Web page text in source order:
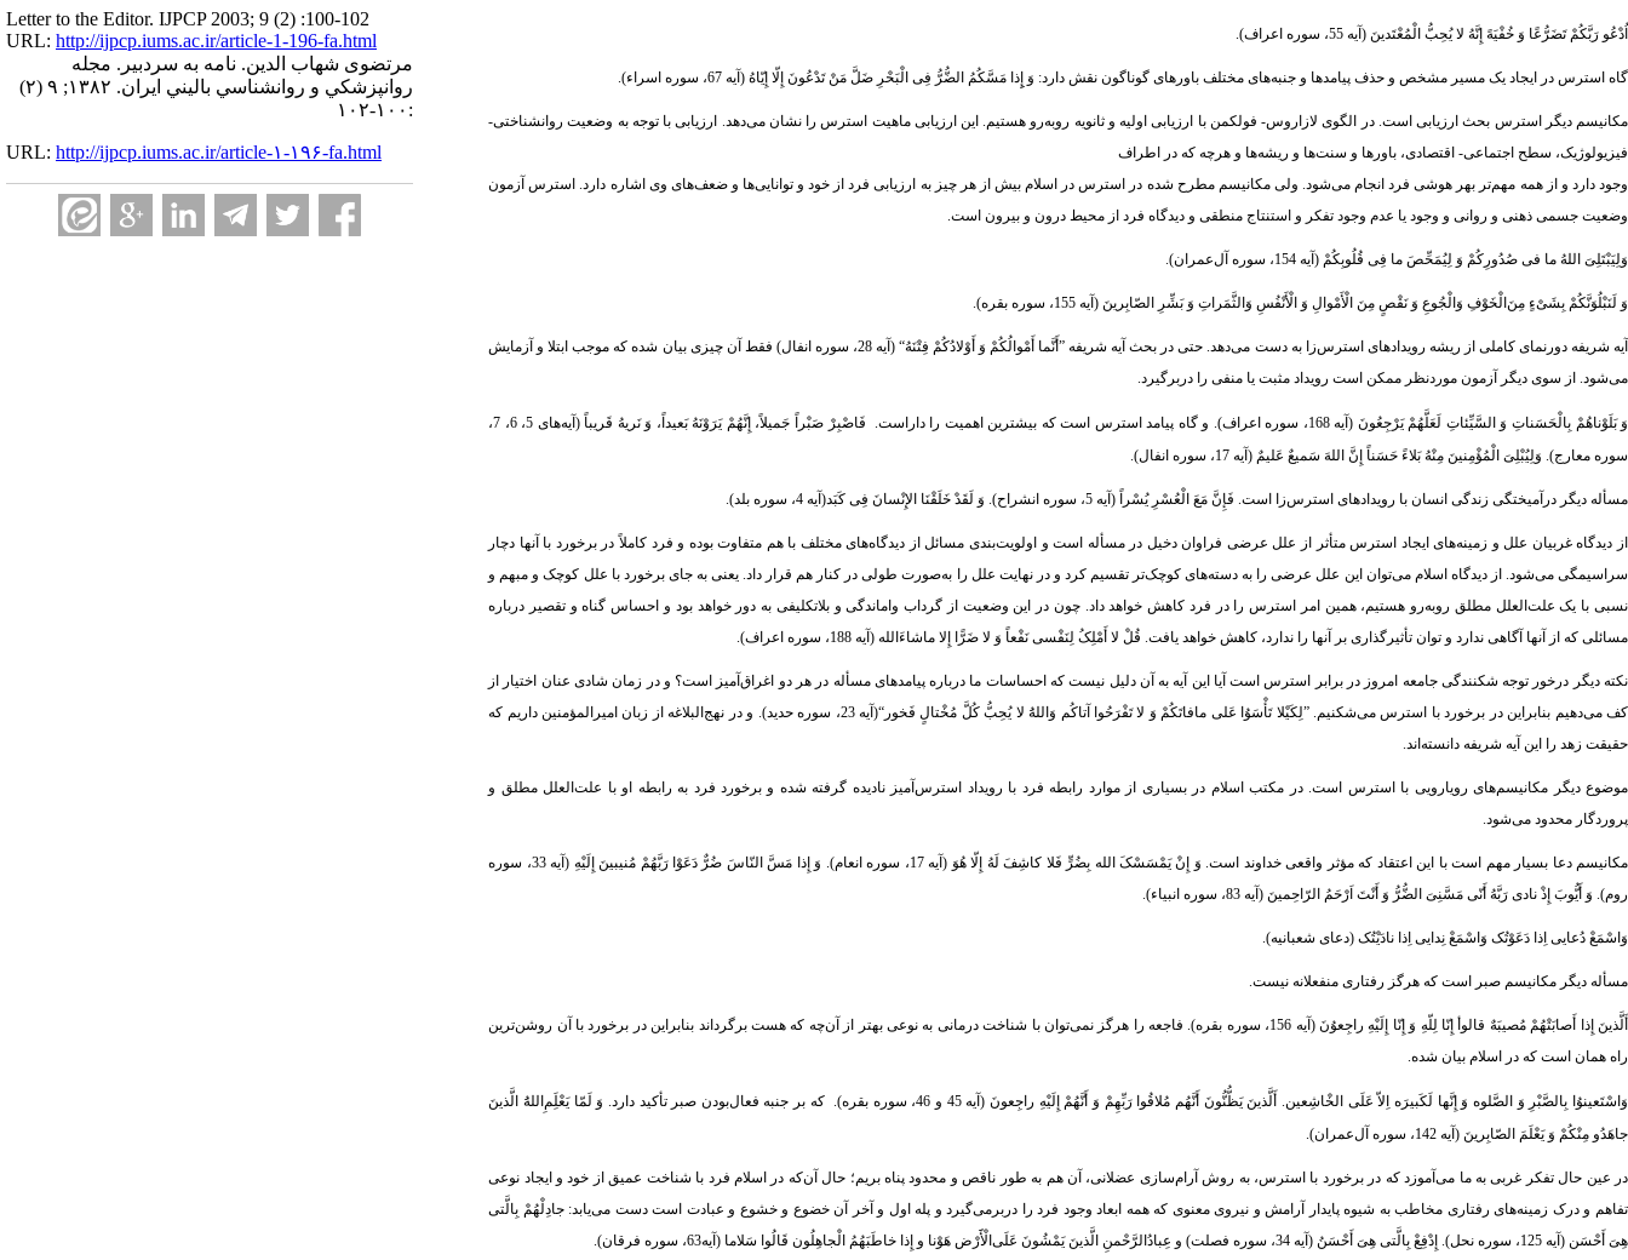
Letter to the Editor. IJPCP 2003; 9 (2) :100-102
URL: http://ijpcp.iums.ac.ir/article-1-196-fa.html
مرتضوی شهاب الدین. نامه به سردبیر. مجله
روانپزشكي و روانشناسي باليني ايران. ۱۳۸۲; ۹ (۲)
:۱۰۰-۱۰۲
URL: http://ijpcp.iums.ac.ir/article-۱-۱۹۶-fa.html
اُدْعُو رَبَّکُمْ تَضَرُّعًا وَ خُفْیَهً إِنَّهُ لا یُحِبُّ الْمُعْتَدینَ (آیه 55، سوره اعراف).
گاه استرس در ایجاد یک مسیر مشخص و حذف پیامدها و جنبه‌های مختلف باورهای گوناگون نقش دارد: وَ إِِذا مَسَّکُمُ الضُّرُّ فِی الْبَحْرِ ضَلَّ مَنْ تَدْعُونَ إِلّا إِیّاهُ (آیه 67، سوره اسراء).
مکانیسم دیگر استرس بحث ارزیابی است. در الگوی لازاروس- فولکمن با ارزیابی اولیه و ثانویه روبه‌رو هستیم. این ارزیابی ماهیت استرس را نشان می‌دهد. ارزیابی با توجه به وضعیت روانشناختی-
فیزیولوژیک، سطح اجتماعی- اقتصادی، باورها و سنت‌ها و ریشه‌ها و هرچه که در اطراف
وجود دارد و از همه مهم‌تر بهر هوشی فرد انجام می‌شود. ولی مکانیسم مطرح شده در استرس در اسلام بیش از هر چیز به ارزیابی فرد از خود و توانایی‌ها و ضعف‌های وی اشاره دارد. استرس آزمون
وضعیت جسمی ذهنی و روانی و وجود یا عدم وجود تفکر و استنتاج منطقی و دیدگاه فرد از محیط درون و بیرون است.
وَلِیَبْتَلِیَ اللهُ ما فی صُدُورِکُمْ وَ لِیُمَحِّصَ ما فِی قُلُوبِکُمْ (آیه 154، سوره آل‌عمران).
وَ لَنَبْلُوَنَّکُمْ بِشَیْءٍ مِنَ‌‌الْخَوْفِ وَالْجُوعِ وَ نَقْصٍ مِنَ الْأَمْوالِ وَ الْأَنْفُسِ وَالثَّمَراتِ وَ بَشِّرِ الصّابِرینَ (آیه 155، سوره بقره).
آیه شریفه دورنمای کاملی از ریشه‌ رویدادهای استرس‌زا به دست می‌دهد. حتی در بحث آیه شریفه ”أَنَّما أَمْوالُکُمْ وَ أَوْلادُکُمْ فِتْنَهُ“ (آیه 28، سوره انفال) فقط آن چیزی بیان شده که موجب ابتلا و آزمایش
می‌شود. از سوی دیگر آزمون موردنظر ممکن است رویداد مثبت یا منفی را دربرگیرد.
وَ بَلَوْناهُمْ بِالْحَسَناتِ وَ السَّیِّئاتِ لَعَلَّهُمْ یَرْجِعُونَ (آیه 168، سوره اعراف). و گاه پیامد استرس است که بیشترین اهمیت را داراست.
فَاصْبِرْ صَبْراً جَمیلاً، إِنَّهُمْ یَرَوْنَهُ بَعیداً، وَ نَریهُ قَریباً (آیه‌های 5، 6، 7،
سوره معارج). وَلِیُبْلِیَ الْمُؤْمِنینَ مِنْهُ بَلاءً حَسَناً إِنَّ اللهَ سَمیعٌ عَلیمٌ (آیه 17، سوره انفال).
مسأله دیگر درآمیختگی زندگی انسان با رویدادهای استرس‌زا است. فَإِنَّ‌ مَعَ الْعُسْرِ یُسْراً (آیه 5، سوره انشراح). وَ لَقَدْ خَلَقْنَا الإِنْسانَ فِی کَبَد(آیه 4، سوره بلد).
از دیدگاه غربیان علل و زمینه‌های ایجاد استرس متأثر از علل عرضی فراوان دخیل در مسأله است و اولویت‌بندی مسائل از دیدگاه‌های مختلف با هم متفاوت بوده و فرد کاملاً در برخورد با آنها دچار
سراسیمگی می‌شود. از دیدگاه اسلام می‌توان این علل عرضی را به دسته‌های کوچک‌تر تقسیم کرد و در نهایت علل را به‌صورت طولی در کنار هم قرار داد. یعنی به جای برخورد با علل کوچک و مبهم و
نسبی با یک علت‌العلل مطلق روبه‌رو هستیم، همین امر استرس را در فرد کاهش خواهد داد. چون در این وضعیت از گرداب واماندگی و بلاتکلیفی به دور خواهد بود و احساس گناه و تقصیر درباره
مسائلی که از آنها آگاهی ندارد و توان تأثیرگذاری بر آنها را ندارد، کاهش خواهد یافت. قُلْ لا أَمْلِکُ لِنَفْسی نَفْعاً وَ لا ضَرًّا إِلا ماشاءَالله (آیه 188، سوره اعراف).
نکته دیگر درخور توجه شکنندگی جامعه امروز در برابر استرس است آیا این آیه به آن دلیل نیست که احساسات ما درباره پیامدهای مسأله در هر دو اغراق‌آمیز است؟ و در زمان شادی عنان اختیار از
کف می‌دهیم بنابراین در برخورد با استرس می‌شکنیم. ”لِکَیْلا تَأْسَوُا عَلی مافاتَکُمْ وَ لا تَفْرَحُوا آتاکُم وَاللهَُ لا یُحِبُّ کُلَّ مُخْتالٍ فَخور“(آیه 23، سوره حدید). و در نهج‌البلاغه از زبان امیرالمؤمنین داریم که
حقیقت زهد را این آیه شریفه دانسته‌اند.
موضوع دیگر مکانیسم‌های رویارویی با استرس است. در مکتب اسلام در بسیاری از موارد رابطه فرد با رویداد استرس‌آمیز نادیده گرفته شده و برخورد فرد به رابطه او با علت‌العلل مطلق و
پروردگار محدود می‌شود.
مکانیسم دعا بسیار مهم است با این اعتقاد که مؤثر واقعی خداوند است. وَ إِنْ یَمْسَسْکَ الله بِضُرٍّ فَلا کاشِفَ لَهُ إِلّا هُوَ (آیه 17، سوره انعام). وَ إِذا مَسَّ النّاسَ ضُرٌّ دَعَوْا رَبَّهُمْ مُنیبینَ إِلَیْهِ (آیه 33، سوره
روم). وَ أَیُّوبَ إِذْ نادی رَبَّهُ أَنّی مَسَّنِیَ الضُّرُّ وَ أَنْتَ اَرْحَمُ الرّاحِمینَ (آیه 83، سوره انبیاء).
وَاسْمَعْ دُعایی اِذا دَعَوْتُک وَاسْمَعْ نِدایی اِذا نادَیْتُک (دعای شعبانیه).
مسأله دیگر مکانیسم صبر است که هرگز رفتاری منفعلانه نیست.
أَلَّذینَ إِذا أَصابَتْهُمْ مُصیبَهٌ قالوأ إِنّا لِلّهِ وَ إِنّا إِلَیْهِ راجِعوُنَ (آیه 156، سوره بقره). فاجعه را هرگز نمی‌توان با شناخت درمانی به نوعی بهتر از آن‌چه که هست برگرداند بنابراین در برخورد با آن روشن‌ترین
راه همان است که در اسلام بیان شده.
وَاسْتَعینوُا بِالصَّبْرِ وَ الصَّلوه وَ إِنَّها لَکَبیرَه اِلاّ عَلَی الخْاشِعین. أَلَّذینَ یَظُّنُّونَ أَنَّهُم مُلاقُوا رَبِّهِمْ وَ أَنَّهُمْ إِلَیْهِ راجِعونَ (آیه 45 و 46، سوره بقره).
که بر جنبه فعال‌بودن صبر تأکید دارد. وَ لَمّا یَعْلَِمِ‌اللهَُ الَّذینَ
جاهَدُو مِنْکُمْ وَ یَعْلَمَ الصّابِرینَ (آیه 142، سوره آل‌عمران).
در عین حال تفکر غربی به ما می‌آموزد که در برخورد با استرس، به روش آرام‌سازی عضلانی، آن هم به طور ناقص و محدود پناه بریم؛ حال آن‌که در اسلام فرد با شناخت عمیق از خود و ایجاد نوعی
تفاهم و درک زمینه‌های رفتاری مخاطب به شیوه پایدار آرامش و نیروی معنوی که همه ابعاد وجود فرد را دربرمی‌گیرد و پله اول و آخر آن خضوع و خشوع و عبادت است دست می‌یابد: جادِلْهُمْ بِالَّتی
هِیَ أَحْسَن (آیه 125، سوره نحل). إِدْفِعْ بِالَّتی هِیَ أَحْسَنُ (آیه 34، سوره فصلت) و عِبادُالرَّحْمنِ الَّذینَ یَمْشُونَ عَلَی‌الْأََرْض هَوْنا و إِذا خاطَبَهُمُ الْجاهِلُون قَالُوا سَلاما (آیه63، سوره فرقان).